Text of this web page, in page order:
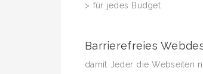
> für jedes Budget
Barrierefreies
damit Jeder die Webseiten